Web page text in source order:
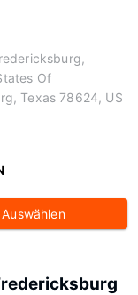
Of
Texas 78624, US
Auswählen